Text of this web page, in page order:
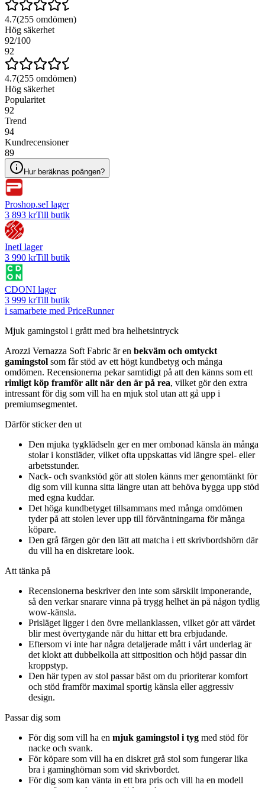
4.7(255 omdömen)
Hög säkerhet
92/100
92
4.7(255 omdömen)
Hög säkerhet
Popularitet
92
Trend
94
Kundrecensioner
89
Hur beräknas poängen?
Proshop.seI lager
3 893 krTill butik
InetI lager
3 990 krTill butik
CDONI lager
3 999 krTill butik
i samarbete med PriceRunner
Mjuk gamingstol i grått med bra helhetsintryck
Arozzi Vernazza Soft Fabric är en bekväm och omtyckt
gamingstol som får stöd av ett högt kundbetyg och många
omdömen. Recensionerna pekar samtidigt på att den känns som ett
rimligt köp framför allt när den är på rea, vilket gör den extra
intressant för dig som vill ha en mjuk stol utan att gå upp i
premiumsegmentet.
Därför sticker den ut
Den mjuka tygklädseln ger en mer ombonad känsla än många
stolar i konstläder, vilket ofta uppskattas vid längre spel- eller
arbetsstunder.
Nack- och svankstöd gör att stolen känns mer genomtänkt för
dig som vill kunna sitta längre utan att behöva bygga upp stöd
med egna kuddar.
Det höga kundbetyget tillsammans med många omdömen
tyder på att stolen lever upp till förväntningarna för många
köpare.
Den grå färgen gör den lätt att matcha i ett skrivbordshörn där
du vill ha en diskretare look.
Att tänka på
Recensionerna beskriver den inte som särskilt imponerande,
så den verkar snarare vinna på trygg helhet än på någon tydlig
wow-känsla.
Prisläget ligger i den övre mellanklassen, vilket gör att värdet
blir mest övertygande när du hittar ett bra erbjudande.
Eftersom vi inte har några detaljerade mått i vårt underlag är
det klokt att dubbelkolla att sittposition och höjd passar din
kroppstyp.
Den här typen av stol passar bäst om du prioriterar komfort
och stöd framför maximal sportig känsla eller aggressiv
design.
Passar dig som
För dig som vill ha en mjuk gamingstol i tyg med stöd för
nacke och svank.
För köpare som vill ha en diskret grå stol som fungerar lika
bra i gaminghörnan som vid skrivbordet.
För dig som kan vänta in ett bra pris och vill ha en modell